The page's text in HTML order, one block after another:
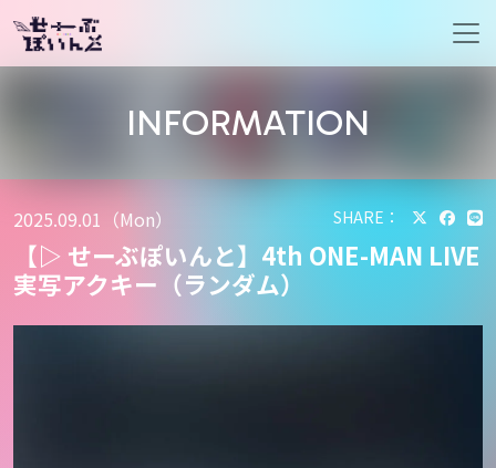
メインナビゲーション
INFORMATION
2025.09.01（Mon） SHARE：
【▷ せーぶぽいんと】4th ONE-MAN LIVE
実写アクキー（ランダム）